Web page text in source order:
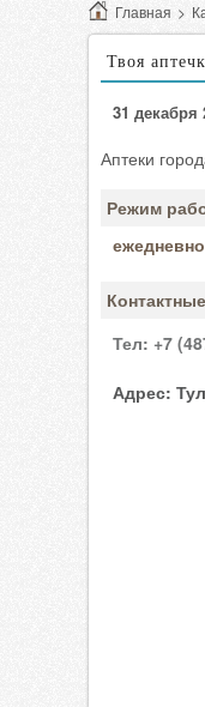
Главная >
Твоя
31 декабря
Аптеки
Режим
Тел: +7
Адрес: